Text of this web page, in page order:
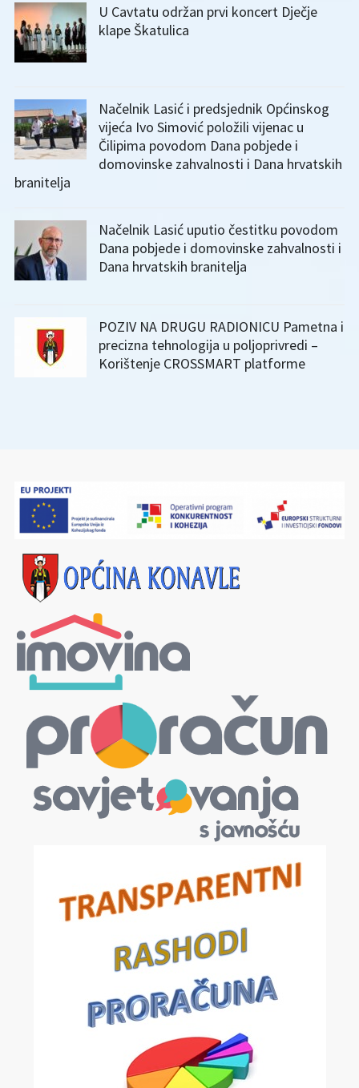
U Cavtatu održan prvi koncert Dječje
klape Škatulica
Načelnik Lasić i predsjednik Općinskog
vijeća Ivo Simović položili vijenac u
Čilipima povodom Dana pobjede i
domovinske zahvalnosti i Dana hrvatskih
branitelja
Načelnik Lasić uputio čestitku povodom
Dana pobjede i domovinske zahvalnosti i
Dana hrvatskih branitelja
POZIV NA DRUGU RADIONICU Pametna i
precizna tehnologija u poljoprivredi –
Korištenje CROSSMART platforme